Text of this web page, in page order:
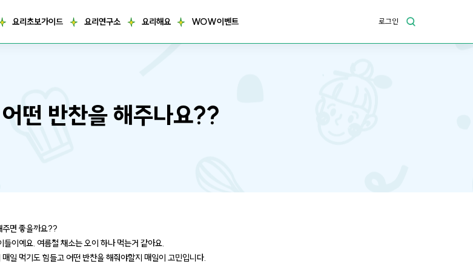
요리초보가이드 요리연구소 요리해요 WOW이벤트 로그인
떤 반찬을 해주나요??
주면 좋을까요??
이예요. 여름철 채소는 오이 하나 먹는거 같아요.
일 먹기도 힘들고 어떤 반찬을 해줘야할지 매일이 고민입니다.